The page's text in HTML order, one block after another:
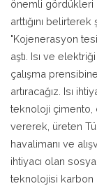
önemli gördükleri
arttığını belirterek
"Kojenerasyon
aştı. Isı ve
çalışma
artıracağız. Isı
teknoloji çimento,
vererek, üreten
havalimanı ve
ihtiyacı olan
teknolojisi karbon